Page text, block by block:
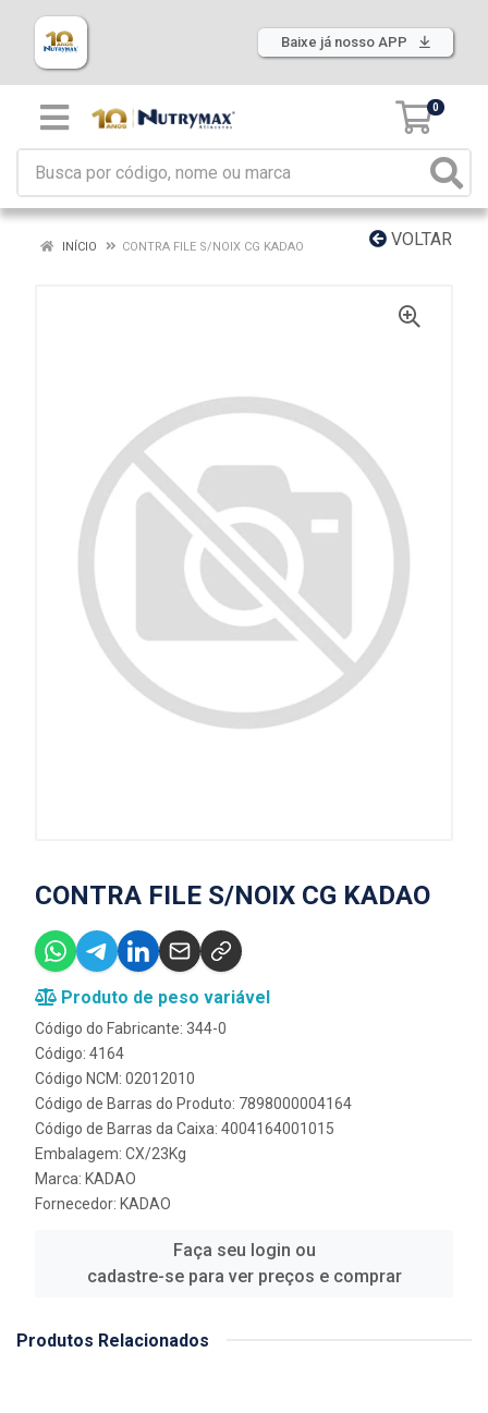
Baixe já nosso APP
0
VOLTAR
INÍCIO CONTRA FILE S/NOIX CG KADAO
CONTRA FILE S/NOIX CG KADAO
Produto de peso variável
Código do Fabricante: 344-0
Código: 4164
Código NCM: 02012010
Código de Barras do Produto: 7898000004164
Código de Barras da Caixa: 4004164001015
Embalagem: CX/23Kg
Marca: KADAO
Fornecedor: KADAO
Faça seu login ou
cadastre-se para ver preços e comprar
Produtos Relacionados